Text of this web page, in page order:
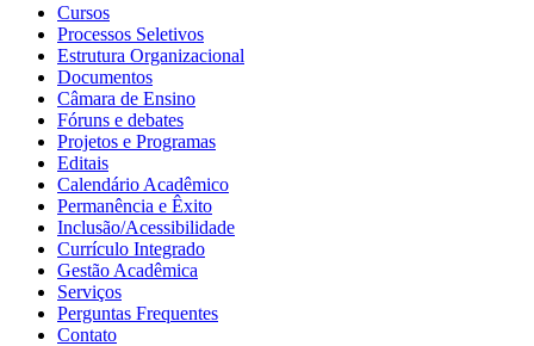
Cursos
Processos Seletivos
Estrutura Organizacional
Documentos
Câmara de Ensino
Fóruns e debates
Projetos e Programas
Editais
Calendário Acadêmico
Permanência e Êxito
Inclusão/Acessibilidade
Currículo Integrado
Gestão Acadêmica
Serviços
Perguntas Frequentes
Contato